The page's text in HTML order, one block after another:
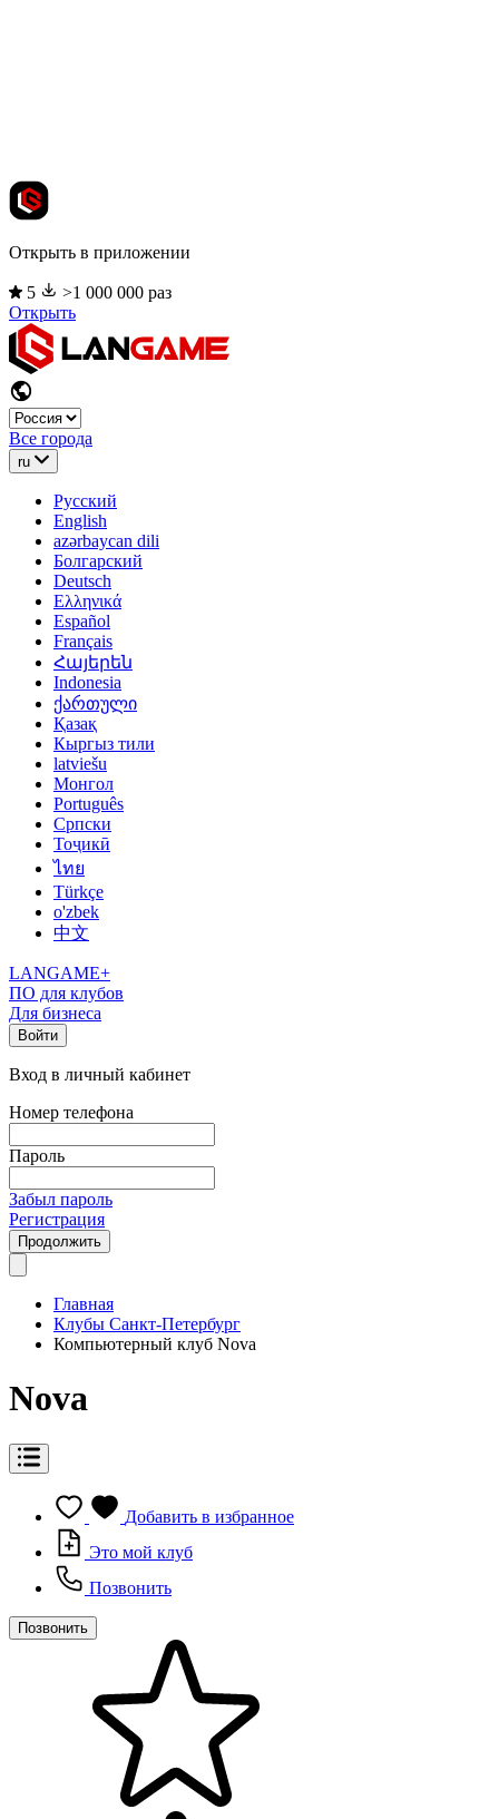
Открыть в приложении
5
>1 000 000 раз
Открыть
Все города
ru
Русский
English
azərbaycan dili
Болгарский
Deutsch
Ελληνικά
Español
Français
Հայերեն
Indonesia
ქართული
Қазақ
Кыргыз тили
latviešu
Монгол
Português
Српски
Тоҷикӣ
ไทย
Türkçe
o'zbek
中文
LANGAME+
ПО для клубов
Для бизнеса
Войти
Вход в личный кабинет
Номер телефона
Пароль
Забыл пароль
Регистрация
Продолжить
Главная
Клубы Санкт-Петербург
Компьютерный клуб Nova
Nova
Добавить в избранное
Это мой клуб
Позвонить
Позвонить